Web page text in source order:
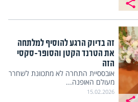
זה בדיוק הרגע להוסיף למלתחה
את הטרנד הקטן והסופר-סקסי
הזה
אובססיית התחרה לא מתכוונת לשחרר
מעולם האופנה...
15.02.2026